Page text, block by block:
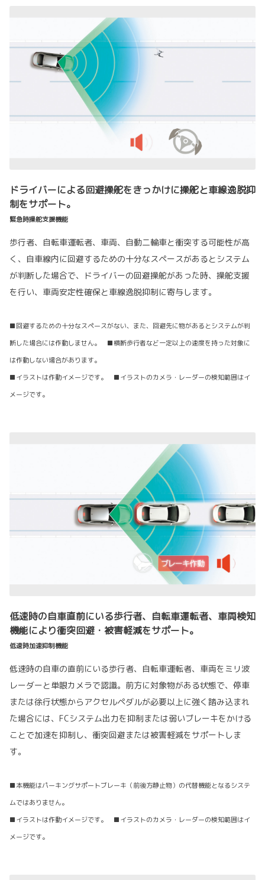
ドライバーによる回避操舵をきっかけに操舵と車線逸脱抑
制をサポート。
緊急時操舵支援機能
歩行者、自転車運転者、車両、自動二輪車と衝突する可能性が高
く、自車線内に回避するための十分なスペースがあるとシステム
が判断した場合で、ドライバーの回避操舵があった時、操舵支援
を行い、車両安定性確保と車線逸脱抑制に寄与します。
■回避するための十分なスペースがない、また、回避先に物があるとシステムが判
断した場合には作動しません。 ■横断歩行者など一定以上の速度を持った対象に
は作動しない場合があります。
■イラストは作動イメージです。 ■イラストのカメラ・レーダーの検知範囲はイ
メージです。
低速時の自車直前にいる歩行者、自転車運転者、車両検知
機能により衝突回避・被害軽減をサポート。
低速時加速抑制機能
低速時の自車の直前にいる歩行者、自転車運転者、車両をミリ波
レーダーと単眼カメラで認識。前方に対象物がある状態で、停車
または徐行状態からアクセルペダルが必要以上に強く踏み込まれ
た場合には、FCシステム出力を抑制または弱いブレーキをかける
ことで加速を抑制し、衝突回避または被害軽減をサポートしま
す。
■本機能はパーキングサポートブレーキ（前後方静止物）の代替機能となるシステ
ムではありません。
■イラストは作動イメージです。 ■イラストのカメラ・レーダーの検知範囲はイ
メージです。